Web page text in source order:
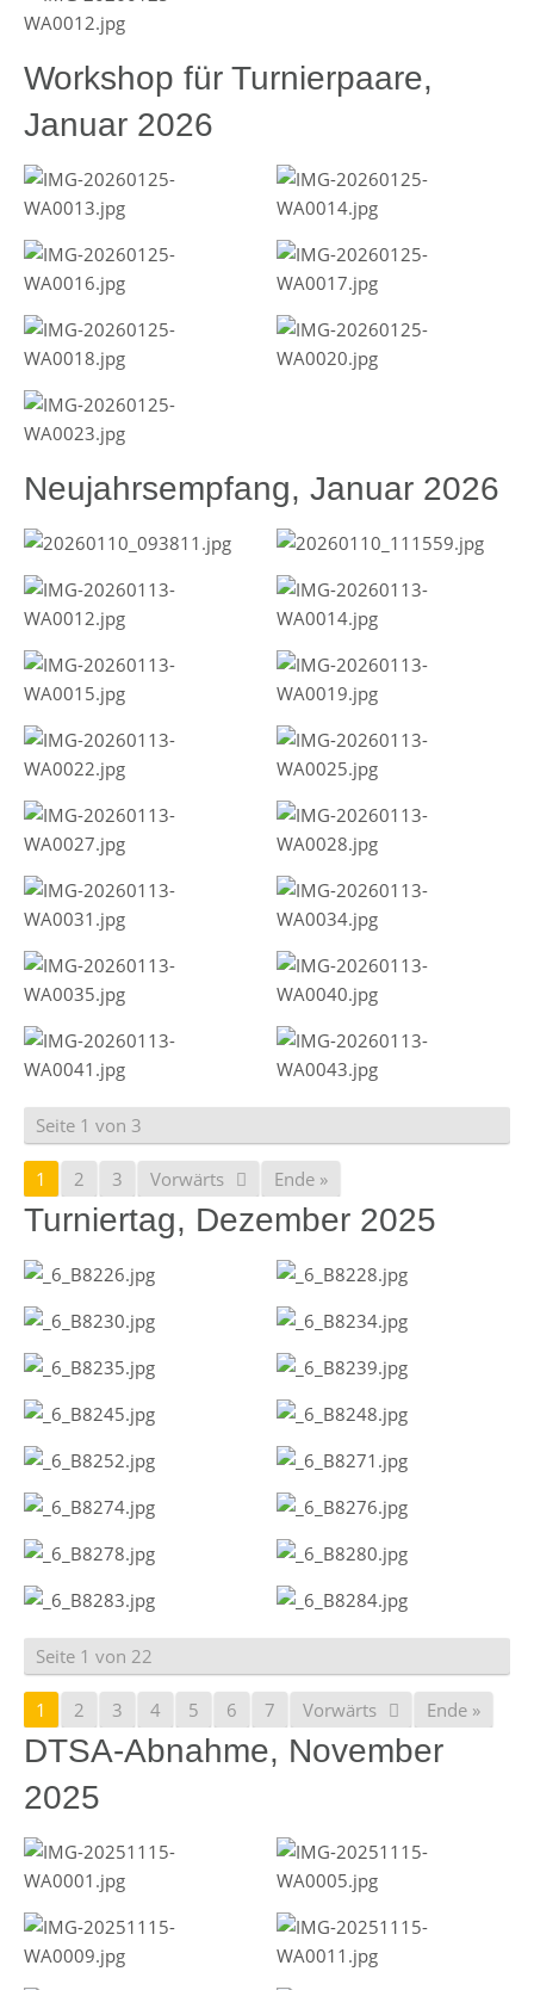
Workshop für Turnierpaare,
Januar 2026
Neujahrsempfang, Januar 2026
Seite 1 von 3
1 2 3 Vorwärts Ende »
Turniertag, Dezember 2025
Seite 1 von 22
1 2 3 4 5 6 7 Vorwärts Ende »
DTSA-Abnahme, November
2025